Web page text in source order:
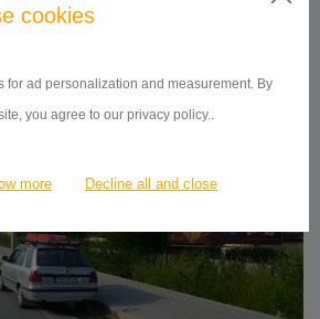
cookies
for ad personalization and measurement. By
you agree to our privacy policy..
more Decline all and close